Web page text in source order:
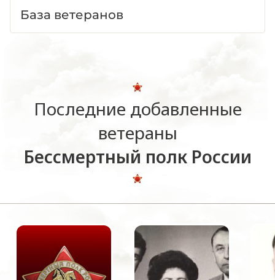
База ветеранов
Последние добавленные
ветераны
Бессмертный полк России